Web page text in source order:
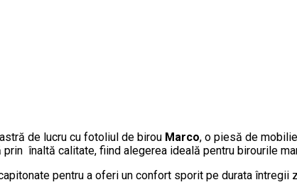
de lucru cu fotoliul de birou Marco, o piesă de
înaltă calitate, fiind alegerea ideală pentru birourile
pentru a oferi un confort sporit pe durata